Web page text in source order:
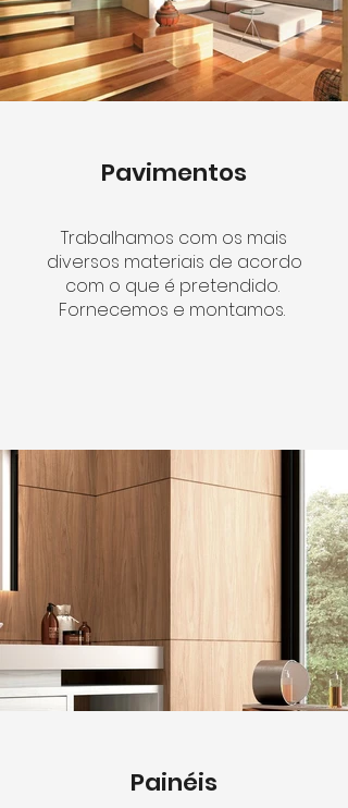
Pavimentos
Trabalhamos com os mais
diversos materiais de acordo
com o que é pretendido.
Fornecemos e montamos.
Painéis